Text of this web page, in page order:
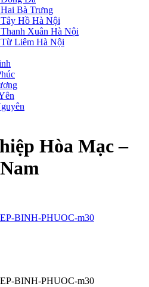
Bà Trưng
Hồ Hà Nội
Xuân Hà Nội
Liêm Hà Nội
Hòa Mạc –